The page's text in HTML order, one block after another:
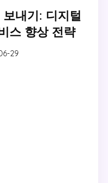
내기: 디지털
스 향상 전략
29